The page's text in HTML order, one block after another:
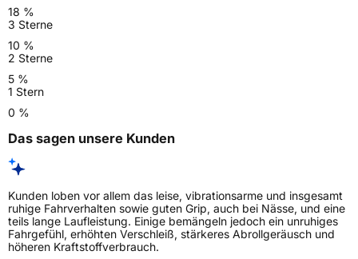
18 %
3 Sterne
10 %
2 Sterne
5 %
1 Stern
0 %
Das sagen unsere Kunden
Kunden loben vor allem das leise, vibrationsarme und insgesamt
ruhige Fahrverhalten sowie guten Grip, auch bei Nässe, und eine
teils lange Laufleistung. Einige bemängeln jedoch ein unruhiges
Fahrgefühl, erhöhten Verschleiß, stärkeres Abrollgeräusch und
höheren Kraftstoffverbrauch.